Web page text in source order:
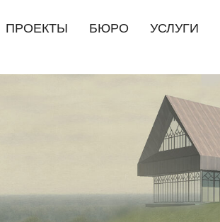
ПРОЕКТЫ БЮРО УСЛУГИ